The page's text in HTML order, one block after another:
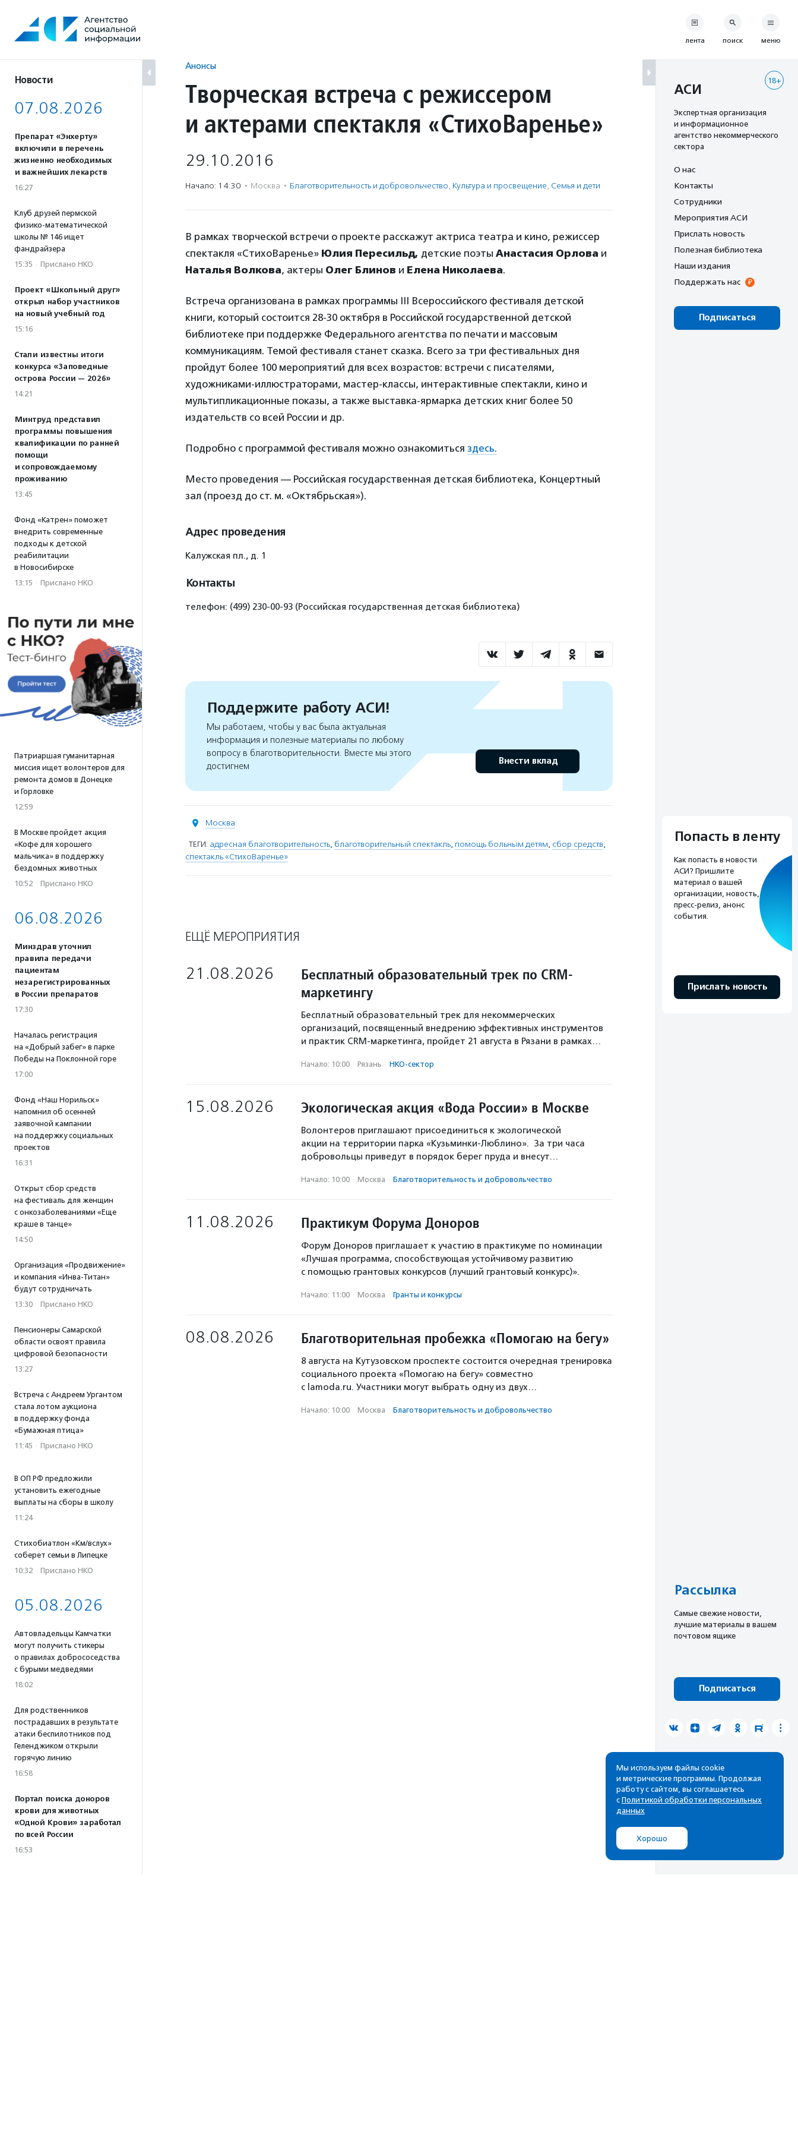
содержанию
Новости
07.08.2026
Препарат «Энхерту»
включили в перечень
жизненно необходимых
и важнейших лекарств
16:27
Клуб друзей пермской
физико-математической
школы № 146 ищет
фандрайзера
15:35 · Прислано НКО
Проект «Школьный друг»
открыл набор участников
на новый учебный год
15:16
Стали известны итоги
конкурса «Заповедные
острова России — 2026»
14:21
Минтруд представил
программы повышения
квалификации по ранней
помощи
и сопровождаемому
проживанию
13:45
Фонд «Катрен» поможет
внедрить современные
подходы к детской
реабилитации
в Новосибирске
13:15 · Прислано НКО
Патриаршая гуманитарная
миссия ищет волонтеров для
ремонта домов в Донецке
и Горловке
12:59
В Москве пройдет акция
«Кофе для хорошего
мальчика» в поддержку
бездомных животных
10:52 · Прислано НКО
06.08.2026
Минздрав уточнил
правила передачи
пациентам
незарегистрированных
в России препаратов
17:30
Началась регистрация
на «Добрый забег» в парке
Победы на Поклонной горе
17:00
Фонд «Наш Норильск»
напомнил об осенней
заявочной кампании
на поддержку социальных
проектов
16:31
Открыт сбор средств
на фестиваль для женщин
с онкозаболеваниями «Еще
краше в танце»
14:50
Организация «Продвижение»
и компания «Инва-Титан»
будут сотрудничать
13:30 · Прислано НКО
Пенсионеры Самарской
области освоят правила
цифровой безопасности
13:27
Встреча с Андреем Ургантом
стала лотом аукциона
в поддержку фонда
«Бумажная птица»
11:45 · Прислано НКО
В ОП РФ предложили
установить ежегодные
выплаты на сборы в школу
11:24
Стихобиатлон «Км/вслух»
соберет семьи в Липецке
10:32 · Прислано НКО
05.08.2026
Автовладельцы Камчатки
могут получить стикеры
о правилах добрососедства
с бурыми медведями
18:02
Для родственников
пострадавших в результате
атаки беспилотников под
Геленджиком открыли
горячую линию
16:58
Портал поиска доноров
крови для животных
«Одной Крови» заработал
по всей России
16:53
Анонсы
Творческая встреча с режиссером
и актерами спектакля «СтихоВаренье»
29.10.2016
Начало: 14:30 · Москва · Благотвори­тель­ность и доброволь­чест­во, Культура и просвещение, Семья и дети
В рамках творческой встречи о проекте расскажут актриса театра и кино, режиссер
спектакля «CтихоВаренье» Юлия Пересильд, детские поэты Анастасия Орлова и
Наталья Волкова, актеры Олег Блинов и Елена Николаева.
Встреча организована в рамках программы III Всероссийского фестиваля детской
книги, который состоится 28-30 октября в Российской государственной детской
библиотеке при поддержке Федерального агентства по печати и массовым
коммуникациям. Темой фестиваля станет сказка. Всего за три фестивальных дня
пройдут более 100 мероприятий для всех возрастов: встречи с писателями,
художниками-иллюстраторами, мастер-классы, интерактивные спектакли, кино и
мультипликационные показы, а также выставка-ярмарка детских книг более 50
издательств со всей России и др.
Подробно с программой фестиваля можно ознакомиться здесь.
Место проведения — Российская государственная детская библиотека, Концертный
зал (проезд до ст. м. «Октябрьская»).
Адрес проведения
Калужская пл., д. 1
Контакты
телефон: (499) 230-00-93 (Российская государственная детская библиотека)
Поддержите работу АСИ!
Мы работаем, чтобы у вас была актуальная
информация и полезные материалы по любому
вопросу в благотворительности. Вместе мы этого
достигнем
Внести вклад
Москва
ТЕГИ: адресная благотворительность, благотворительный спектакль, помощь больным детям, сбор средств,
спектакль «СтихоВаренье»
ЕЩЁ МЕРОПРИЯТИЯ
21.08.2026
Бесплатный образовательный трек по CRM-
маркетингу
Бесплатный образовательный трек для некоммерческих
организаций, посвященный внедрению эффективных инструментов
и практик CRM-маркетинга, пройдет 21 августа в Рязани в рамках…
Начало: 10:00 · Рязань · НКО-сектор
15.08.2026 Экологическая акция «Вода России» в Москве
Волонтеров приглашают присоединиться к экологической
акции на территории парка «Кузьминки-Люблино». За три часа
добровольцы приведут в порядок берег пруда и внесут…
Начало: 10:00 · Москва · Благотвори­тель­ность и доброволь­чест­во
11.08.2026 Практикум Форума Доноров
Форум Доноров приглашает к участию в практикуме по номинации
«Лучшая программа, способствующая устойчивому развитию
с помощью грантовых конкурсов (лучший грантовый конкурс)».
Начало: 11:00 · Москва · Гранты и конкурсы
08.08.2026 Благотворительная пробежка «Помогаю на бегу»
8 августа на Кутузовском проспекте состоится очередная тренировка
социального проекта «Помогаю на бегу» совместно
с lamoda.ru. Участники могут выбрать одну из двух…
Начало: 10:00 · Москва · Благотвори­тель­ность и доброволь­чест­во
лента поиск меню
18+
АСИ
Экспертная организация
и информационное
агентство некоммерческого
сектора
О нас
Контакты
Сотрудники
Мероприятия АСИ
Прислать новость
Полезная библиотека
Наши издания
Поддержать нас
Подписаться
Попасть в ленту
Как попасть в новости
АСИ? Пришлите
материал о вашей
организации, новость,
пресс-релиз, анонс
события.
Прислать новость
Рассылка
Cамые свежие новости,
лучшие материалы в вашем
почтовом ящике
Подписаться
Мы используем файлы cookie
и метрические программы. Продолжая
работу с сайтом, вы соглашаетесь
с Политикой обработки персональных
данных
Хорошо